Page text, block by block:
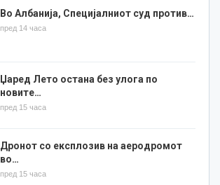
Во Албанија, Специјалниот суд против…
пред 14 часа
Џаред Лето остана без улога по
новите…
пред 15 часа
Дронот со експлозив на аеродромот
во…
пред 15 часа